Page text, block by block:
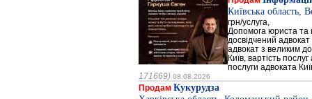
Київська область,
грн/услуга,
Допомога юриста та
досвідчений
адвокат з великим
Київ, вартість
послуги адвоката
171669) 08.08.2026
Продам Кукурудза